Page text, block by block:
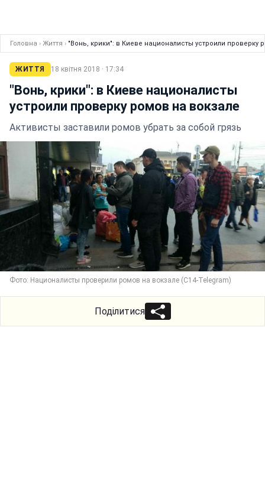
Головна › Життя › "Вонь, крики": в Киеве националисты устроили проверку
ЖИТТЯ 18 квітня 2018 · 17:34
"Вонь, крики": в Киеве националисты
устроили проверку ромов на вокзале
Активисты заставили ромов убрать за собой грязь
Фото: Националисты проверили ромов на вокзале (С14-Telegram)
Поділитися